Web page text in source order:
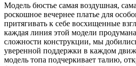
Модель бюстье самая воздушная,
роскошное вечернее платье для
притягивать к себе восхищенные
каждая линия этой модели
сложности конструкции, мы
уверенной поддержки в каждом
модель топа подчеркивает талию,